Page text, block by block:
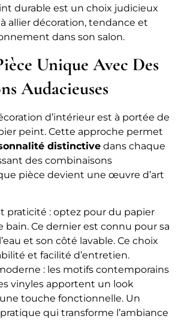
durable est un choix judicieux
allier décoration, tendance et
dans son salon.
Unique Avec Des
Audacieuses
d’intérieur est à portée de
peint. Cette approche permet
distinctive dans chaque
des combinaisons
pièce devient une œuvre d’art
praticité : optez pour du papier
bain. Ce dernier est connu pour sa
et son côté lavable. Ce choix
et facilité d’entretien.
: les motifs contemporains
vinyles apportent un look
touche fonctionnelle. Un
qui transforme l’ambiance